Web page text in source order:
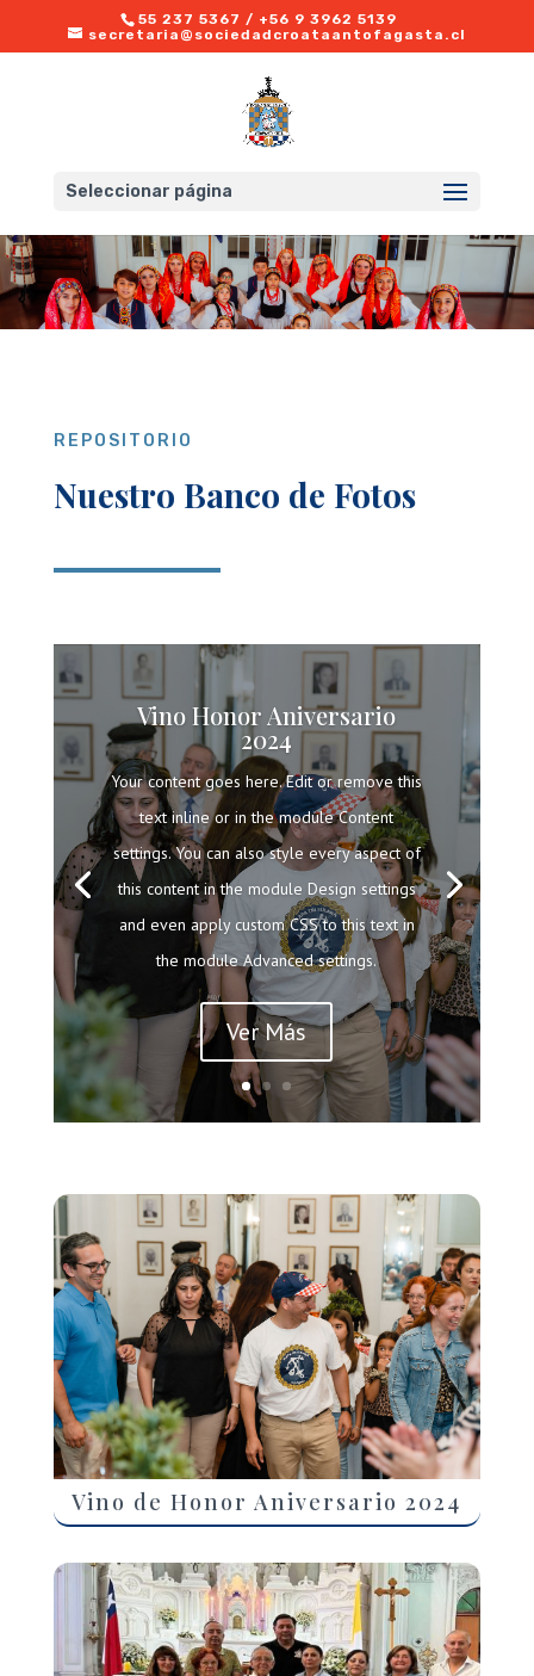
55 237 5367 / +56 9 3962 5139
secretaria@sociedadcroataantofagasta.cl
Seleccionar página
REPOSITORIO
Nuestro Banco de Fotos
Vino Honor Aniversario
2024
Your content goes here. Edit or remove this
text inline or in the module Content
settings. You can also style every aspect of
this content in the module Design settings
and even apply custom CSS to this text in
the module Advanced settings.
Ver Más
Vino de Honor Aniversario 2024